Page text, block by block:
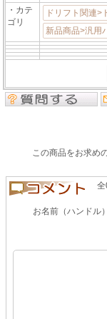
・カテ
ゴリ
ドリフト関連>
新品商品>汎用
この商品をお求め
お名前（ハンドル